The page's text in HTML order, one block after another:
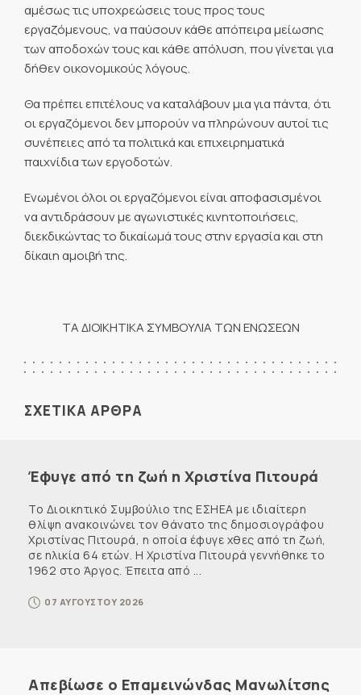
αμέσως τις υποχρεώσεις τους προς τους
εργαζόμενους, να παύσουν κάθε απόπειρα μείωσης
των αποδοχών τους και κάθε απόλυση, που γίνεται για
δήθεν οικονομικούς λόγους.
Θα πρέπει επιτέλους να καταλάβουν μια για πάντα, ότι
οι εργαζόμενοι δεν μπορούν να πληρώνουν αυτοί τις
συνέπειες από τα πολιτικά και επιχειρηματικά
παιχνίδια των εργοδοτών.
Ενωμένοι όλοι οι εργαζόμενοι είναι αποφασισμένοι
να αντιδράσουν με αγωνιστικές κινητοποιήσεις,
διεκδικώντας το δικαίωμά τους στην εργασία και στη
δίκαιη αμοιβή της.
ΤΑ ΔΙΟΙΚΗΤΙΚΑ ΣΥΜΒΟΥΛΙΑ ΤΩΝ ΕΝΩΣΕΩΝ
ΣΧΕΤΙΚΑ ΑΡΘΡΑ
Έφυγε από τη ζωή η Χριστίνα Πιτουρά
Το Διοικητικό Συμβούλιο της ΕΣΗΕΑ με ιδιαίτερη
θλίψη ανακοινώνει τον θάνατο της δημοσιογράφου
Χριστίνας Πιτουρά, η οποία έφυγε χθες από τη ζωή,
σε ηλικία 64 ετών. Η Χριστίνα Πιτουρά γεννήθηκε το
1962 στο Άργος. Έπειτα από ...
07 ΑΥΓΟΥΣΤΟΥ 2026
Απεβίωσε ο Επαμεινώνδας Μανωλίτσης